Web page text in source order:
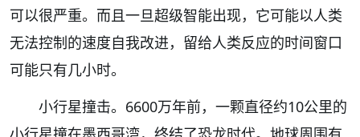
可以很严重。而且一旦超级智能出现，它可能以人类
无法控制的速度自我改进，留给人类反应的时间窗口
可能只有几小时。
小行星撞击。6600万年前，一颗直径约10公里的